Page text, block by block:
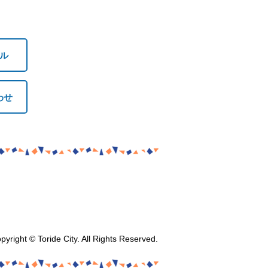
せ
© Toride City. All Rights Reserved.